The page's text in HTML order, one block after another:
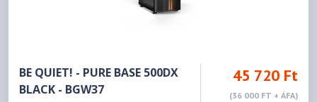
BE QUIET! - PURE BASE 500DX
BLACK - BGW37
45 720 Ft
(36 000 FT + ÁFA)